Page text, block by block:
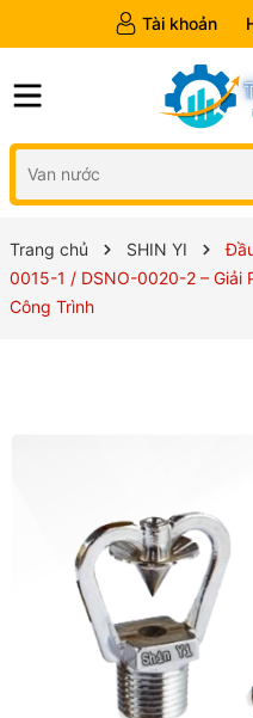
Tài khoản
Trang chủ SHIN YI
0015-1 / DSNO-0020-2 – Giải
Công Trình